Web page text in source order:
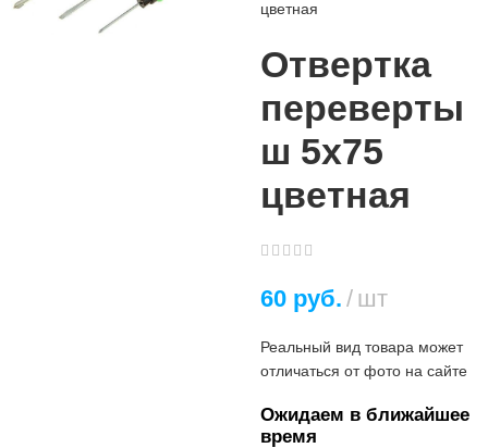
цветная
Отвертка
переверты
ш 5х75
цветная
60руб. шт
Реальный вид товара может
отличаться от фото на сайте
Ожидаем в ближайшее
время